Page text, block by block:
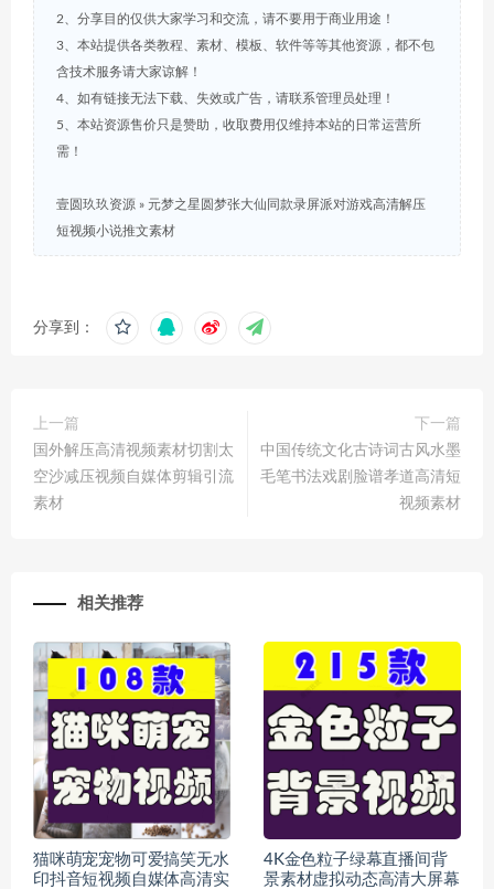
2、分享目的仅供大家学习和交流，请不要用于商业用途！
3、本站提供各类教程、素材、模板、软件等等其他资源，都不包
含技术服务请大家谅解！
4、如有链接无法下载、失效或广告，请联系管理员处理！
5、本站资源售价只是赞助，收取费用仅维持本站的日常运营所
需！
壹圆玖玖资源 » 元梦之星圆梦张大仙同款录屏派对游戏高清解压
短视频小说推文素材
分享到：
上一篇
国外解压高清视频素材切割太
空沙减压视频自媒体剪辑引流
素材
下一篇
中国传统文化古诗词古风水墨
毛笔书法戏剧脸谱孝道高清短
视频素材
相关推荐
猫咪萌宠宠物可爱搞笑无水
印抖音短视频自媒体高清实
4K金色粒子绿幕直播间背
景素材虚拟动态高清大屏幕